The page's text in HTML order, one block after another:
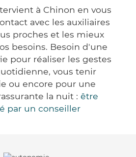
à Chinon en vous
avec les auxiliaires
proches et les mieux
besoins. Besoin d'une
pour réaliser les gestes
vous tenir
ou encore pour une
la nuit : être
par un conseiller